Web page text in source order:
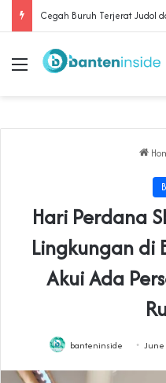
Menu
Hari Perdana
Lingkungan di
Akui Ada
banteninside June